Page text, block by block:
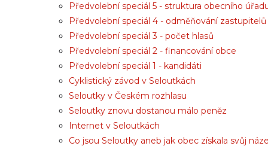
Předvolební speciál 5 - struktura obecního
Předvolební speciál 4 - odměňování zastupitelů
Předvolební speciál 3 - počet hlasů
Předvolební speciál 2 - financování obce
Předvolební speciál 1 - kandidáti
Cyklistický závod v Seloutkách
Seloutky v Českém rozhlasu
Seloutky znovu dostanou málo peněz
Internet v Seloutkách
Co jsou Seloutky aneb jak obec získala svůj